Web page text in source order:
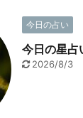
今日の占い
今日の星
2026/8/3